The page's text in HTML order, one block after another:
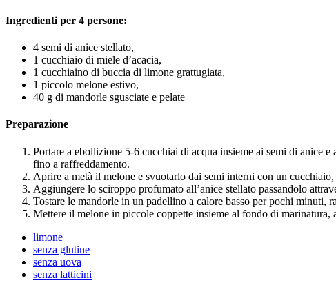
Ingredienti per 4 persone:
4 semi di anice stellato,
1 cucchiaio di miele d’acacia,
1 cucchiaino di buccia di limone grattugiata,
1 piccolo melone estivo,
40 g di mandorle sgusciate e pelate
Preparazione
Portare a ebollizione 5-6 cucchiai di acqua insieme ai semi di anice
fino a raffreddamento.
Aprire a metà il melone e svuotarlo dai semi interni con un
Aggiungere lo sciroppo profumato all’anice stellato passandolo
Tostare le mandorle in un padellino a calore basso per pochi minuti,
Mettere il melone in piccole coppette insieme al fondo di
limone
senza glutine
senza uova
senza latticini